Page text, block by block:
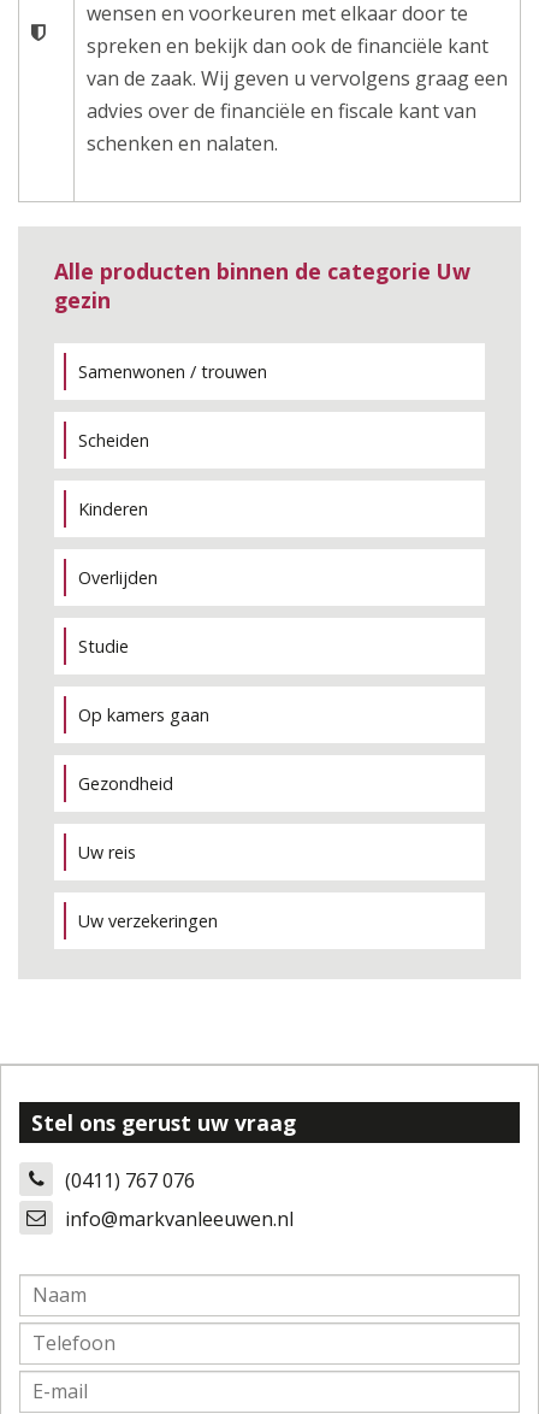
wensen en voorkeuren met elkaar door te
spreken en bekijk dan ook de financiële kant
van de zaak. Wij geven u vervolgens graag een
advies over de financiële en fiscale kant van
schenken en nalaten.
Alle producten binnen de categorie Uw
gezin
Samenwonen / trouwen
Scheiden
Kinderen
Overlijden
Studie
Op kamers gaan
Gezondheid
Uw reis
Uw verzekeringen
Stel ons gerust uw vraag
(0411) 767 076
info@markvanleeuwen.nl